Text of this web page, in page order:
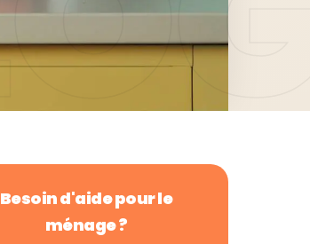
Besoin d'aide pour le
ménage ?